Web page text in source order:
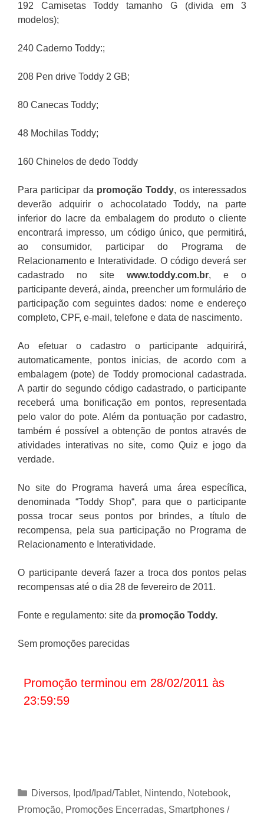
192 Camisetas Toddy tamanho G (divida em 3
modelos);
240 Caderno Toddy:;
208 Pen drive Toddy 2 GB;
80 Canecas Toddy;
48 Mochilas Toddy;
160 Chinelos de dedo Toddy
Para participar da promoçãoToddy, os interessados
deverão adquirir o achocolatado Toddy, na parte
inferior do lacre da embalagem do produto o cliente
encontrará impresso, um código único, que permitirá,
ao consumidor, participar do Programa de
Relacionamento e Interatividade. O código deverá ser
cadastrado no site www.toddy.com.br, e o
participante deverá, ainda, preencher um formulário de
participação com seguintes dados: nome e endereço
completo, CPF, e-mail, telefone e data de nascimento.
Ao efetuar o cadastro o participante adquirirá,
automaticamente, pontos inicias, de acordo com a
embalagem (pote) de Toddy promocional cadastrada.
A partir do segundo código cadastrado, o participante
receberá uma bonificação em pontos, representada
pelo valor do pote. Além da pontuação por cadastro,
também é possível a obtenção de pontos através de
atividades interativas no site, como Quiz e jogo da
verdade.
No site do Programa haverá uma área específica,
denominada “Toddy Shop“, para que o participante
possa trocar seus pontos por brindes, a título de
recompensa, pela sua participação no Programa de
Relacionamento e Interatividade.
O participante deverá fazer a troca dos pontos pelas
recompensas até o dia 28 de fevereiro de 2011.
Fonte e regulamento: site da promoção Toddy.
Sem promoções parecidas
Promoção terminou em 28/02/2011 às
23:59:59
Categorias
Diversos, Ipod/Ipad/Tablet, Nintendo, Notebook,
Promoção, Promoções Encerradas, Smartphones /